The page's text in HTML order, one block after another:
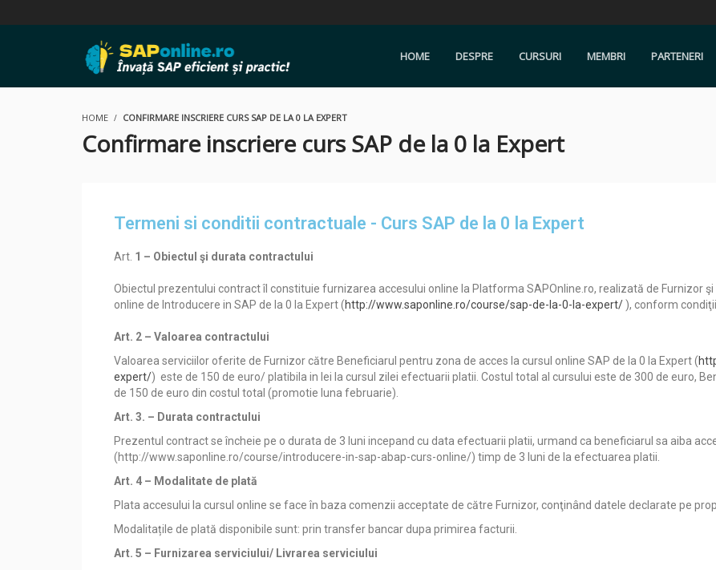
HOME DESPRE CURSURI MEMBRI PARTENERI
HOME CONFIRMARE INSCRIERE CURS SAP DE LA 0 LA EXPERT
Confirmare inscriere curs SAP de la 0 la Expert
Termeni si conditii contractuale - Curs SAP de la 0 la Expert
Art. 1 – Obiectul şi durata contractului
Obiectul prezentului contract îl constituie furnizarea accesului online la Platforma SAPOnline.ro, realizată de Furnizor
online de Introducere in SAP de la 0 la Expert (http://www.saponline.ro/course/sap-de-la-0-la-expert/ ), conform
Art. 2 – Valoarea contractului
Valoarea serviciilor oferite de Furnizor către Beneficiarul pentru zona de acces la cursul online SAP de la 0 la Expert (
expert/) este de 150 de euro/ platibila in lei la cursul zilei efectuarii platii. Costul total al cursului este de 300 de euro,
de 150 de euro din costul total (promotie luna februarie).
Art. 3. – Durata contractului
Prezentul contract se încheie pe o durata de 3 luni incepand cu data efectuarii platii, urmand ca beneficiarul sa aiba
(http://www.saponline.ro/course/introducere-in-sap-abap-curs-online/) timp de 3 luni de la efectuarea platii.
Art. 4 – Modalitate de plată
Plata accesului la cursul online se face în baza comenzii acceptate de către Furnizor, conţinând datele declarate pe
Modalitațile de plată disponibile sunt: prin transfer bancar dupa primirea facturii.
Art. 5 – Furnizarea serviciului/ Livrarea serviciului